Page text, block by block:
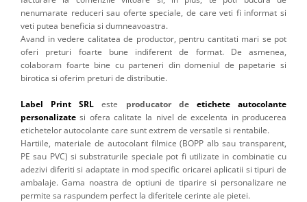
nenumarate reduceri sau oferte speciale, de care veti fi informat si
veti putea beneficia si dumneavoastra.
Avand in vedere calitatea de productor, pentru cantitati mari se pot
oferi preturi foarte bune indiferent de format. De asmenea,
colaboram foarte bine cu parteneri din domeniul de papetarie si
birotica si oferim preturi de distributie.
Label Print SRL este producator de etichete autocolante
personalizate si ofera calitate la nivel de excelenta in producerea
etichetelor autocolante care sunt extrem de versatile si rentabile.
Hartiile, materiale de autocolant filmice (BOPP alb sau transparent,
PE sau PVC) si substraturile speciale pot fi utilizate in combinatie cu
adezivi diferiti si adaptate in mod specific oricarei aplicatii si tipuri de
ambalaje. Gama noastra de optiuni de tiparire si personalizare ne
permite sa raspundem perfect la diferitele cerinte ale pietei.